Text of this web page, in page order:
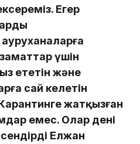
Егер
үшін
ететін және
сай келетін
жатқызған
емес. Олар дені
Елжан